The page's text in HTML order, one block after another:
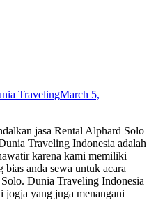
TravelingMarch 5,
jasa Rental Alphard Solo
Traveling Indonesia adalah
karena kami memiliki
anda sewa untuk acara
Dunia Traveling Indonesia
jogja yang juga menangani